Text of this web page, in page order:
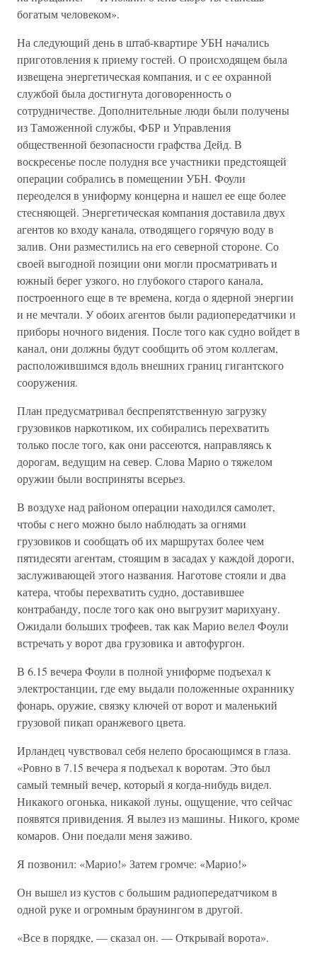
богатым человеком».
На следующий день в штаб-квартире УБН начались
приготовления к приему гостей. О происходящем была
извещена энергетическая компания, и с ее охранной
службой была достигнута договоренность о
сотрудничестве. Дополнительные люди были получены
из Таможенной службы, ФБР и Управления
общественной безопасности графства Дейд. В
воскресенье после полудня все участники предстоящей
операции собрались в помещении УБН. Фоули
переоделся в униформу концерна и нашел ее еще более
стесняющей. Энергетическая компания доставила двух
агентов ко входу канала, отводящего горячую воду в
залив. Они разместились на его северной стороне. Со
своей выгодной позиции они могли просматривать и
южный берег узкого, но глубокого старого канала,
построенного еще в те времена, когда о ядерной энергии
и не мечтали. У обоих агентов были радиопередатчики и
приборы ночного видения. После того как судно войдет в
канал, они должны будут сообщить об этом коллегам,
расположившимся вдоль внешних границ гигантского
сооружения.
План предусматривал беспрепятственную загрузку
грузовиков наркотиком, их собирались перехватить
только после того, как они рассеются, направляясь к
дорогам, ведущим на север. Слова Марио о тяжелом
оружии были восприняты всерьез.
В воздухе над районом операции находился самолет,
чтобы с него можно было наблюдать за огнями
грузовиков и сообщать об их маршрутах более чем
пятидесяти агентам, стоящим в засадах у каждой дороги,
заслуживающей этого названия. Наготове стояли и два
катера, чтобы перехватить судно, доставившее
контрабанду, после того как оно выгрузит марихуану.
Ожидали больших трофеев, так как Марио велел Фоули
встречать у ворот два грузовика и автофургон.
В 6.15 вечера Фоули в полной униформе подъехал к
электростанции, где ему выдали положенные охраннику
фонарь, оружие, связку ключей от ворот и маленький
грузовой пикап оранжевого цвета.
Ирландец чувствовал себя нелепо бросающимся в глаза.
«Ровно в 7.15 вечера я подъехал к воротам. Это был
самый темный вечер, который я когда-нибудь видел.
Никакого огонька, никакой луны, ощущение, что сейчас
появятся привидения. Я вылез из машины. Никого, кроме
комаров. Они поедали меня заживо.
Я позвонил: «Марио!» Затем громче: «Марио!»
Он вышел из кустов с большим радиопередатчиком в
одной руке и огромным браунингом в другой.
«Все в порядке, — сказал он. — Открывай ворота».